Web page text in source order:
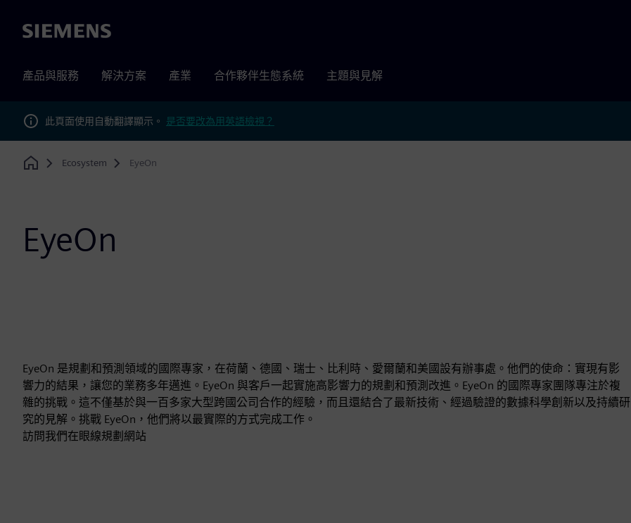
Siemens
產品與服務 解決方案 產業 合作夥伴生態系統 主題與見解
此頁面使用自動翻譯顯示。 是否要改為用英語檢視？
Home
Ecosystem EyeOn
EyeOn
EyeOn 是規劃和預測領域的國際專家，在荷蘭、德國、瑞士、比利時、愛爾蘭和美國設有辦事處。他們的使命：實現有影
響力的結果，讓您的業務多年邁進。EyeOn 與客戶一起實施高影響力的規劃和預測改進。EyeOn 的國際專家團隊專注於複
雜的挑戰。這不僅基於與一百多家大型跨國公司合作的經驗，而且還結合了最新技術、經過驗證的數據科學創新以及持續研
究的見解。挑戰 EyeOn，他們將以最實際的方式完成工作。
訪問我們在眼線規劃網站